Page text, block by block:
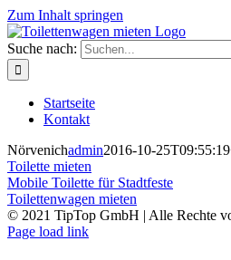
Zum Inhalt springen
Suche nach:
Startseite
Kontakt
Nörvenichadmin2016-10-
Toilette mieten
Mobile Toilette für Stadtfeste
Toilettenwagen mieten
© 2021 TipTop GmbH | Alle Rechte
Page load link